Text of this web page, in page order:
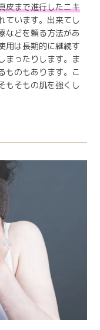
皮まで進行したニキ
ています。出来てし
などを頼る方法があ
用は長期的に継続す
まったりします。ま
ものもあります。こ
もそもの肌を強くし